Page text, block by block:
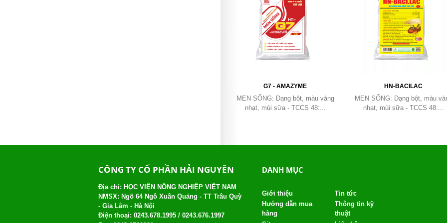
G7 - AMAZYME
MEN SỐNG: Dạng bột, màu vàng
nhạt, mùi sữa - TCCS 48:...
HN-BACILAC
MEN SỐNG: Dạng bột, màu
nhạt, mùi sữa - TCCS 48:...
CÔNG TY CỔ PHẦN HẢI NGUYÊN
Địa chỉ: HỌC VIỆN NÔNG NGHIỆP VIỆT NAM
NMSX: Ngõ 64 Ngô Xuân Quảng - TT Trâu Quỳ
- Gia Lâm - Hà Nội
Điện thoại: 0243.678.1995 / 0243.676.1997
DANH MỤC
Giới thiệu
Tin tức
Hướng dẫn mua
hàng
Thông tin kỹ
thuật